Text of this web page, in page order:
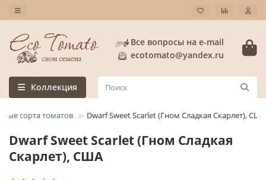
Все вопросы на e-mail
ecotomato@yandex.ru
Коллекция
сорта томатов Dwarf Sweet Scarlet (Гном Сладкая Скарлет), США
Dwarf Sweet Scarlet (Гном Сладкая
Скарлет), США